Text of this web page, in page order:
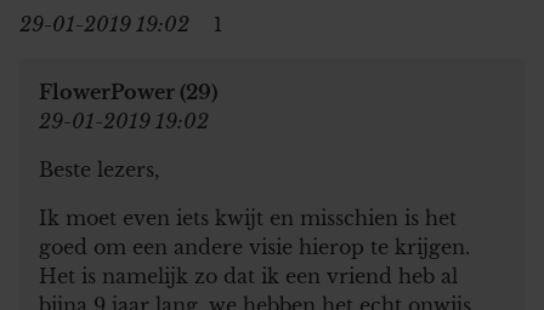
29-01-2019 19:02 1
FlowerPower (29)
29-01-2019 19:02
Beste lezers,
Ik moet even iets kwijt en misschien is het
goed om een andere visie hierop te krijgen.
Het is namelijk zo dat ik een vriend heb al
bijna 9 jaar lang, we hebben het echt onwijs